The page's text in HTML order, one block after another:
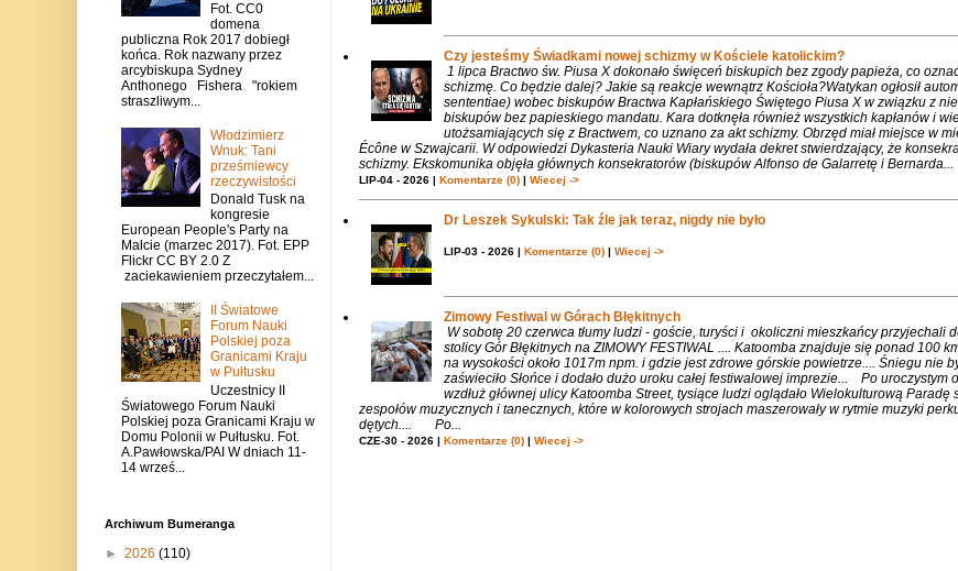
Czy jesteśmy Świadkami nowej schizmy w Kościele katolickim?
1 lipca Bractwo św. Piusa X dokonało święceń biskupich bez zgody papieża, co
schizmę. Co będzie dalej? Jakie są reakcje wewnątrz Kościoła?Watykan ogłosił
sententiae) wobec biskupów Bractwa Kapłańskiego Świętego Piusa X w związku z
biskupów bez papieskiego mandatu. Kara dotknęła również wszystkich kapłanów i
utożsamiających się z Bractwem, co uznano za akt schizmy. Obrzęd miał miejsce w
Écône w Szwajcarii. W odpowiedzi Dykasteria Nauki Wiary wydała dekret stwierdzający, że
schizmy. Ekskomunika objęła głównych konsekratorów (biskupów Alfonso de Galarretę i Bernarda...
LIP-04 - 2026 | Komentarze (0)| Wiecej ->
Dr Leszek Sykulski: Tak źle jak teraz, nigdy nie było
LIP-03 - 2026 | Komentarze (0)| Wiecej ->
Zimowy Festiwal w Górach Błękitnych
W sobotę 20 czerwca tłumy ludzi - goście, turyści i okoliczni mieszkańcy przyjechali
stolicy Gór Błękitnych na ZIMOWY FESTIWAL .... Katoomba znajduje się ponad 100
na wysokości około 1017m npm. i gdzie jest zdrowe górskie powietrze.... Śniegu nie
zaświeciło Słońce i dodało dużo uroku całej festiwalowej imprezie... Po uroczystym
wzdłuż głównej ulicy Katoomba Street, tysiące ludzi oglądało Wielokulturową Paradę
zespołów muzycznych i tanecznych, które w kolorowych strojach maszerowały w rytmie muzyki
dętych.... Po...
CZE-30 - 2026 | Komentarze (0)| Wiecej ->
Fot. CC0
domena
publiczna Rok 2017 dobiegł
końca. Rok nazwany przez
arcybiskupa Sydney
Anthonego Fishera "rokiem
straszliwym...
Włodzimierz
Wnuk: Tani
prześmiewcy
rzeczywistości
Donald Tusk na
kongresie
European People's Party na
Malcie (marzec 2017). Fot. EPP
Flickr CC BY 2.0 Z
zaciekawieniem przeczytałem...
II Światowe
Forum Nauki
Polskiej poza
Granicami Kraju
w Pułtusku
Uczestnicy II
Światowego Forum Nauki
Polskiej poza Granicami Kraju w
Domu Polonii w Pułtusku. Fot.
A.Pawłowska/PAI W dniach 11-
14 wrześ...
Archiwum Bumeranga
► 2026 (110)